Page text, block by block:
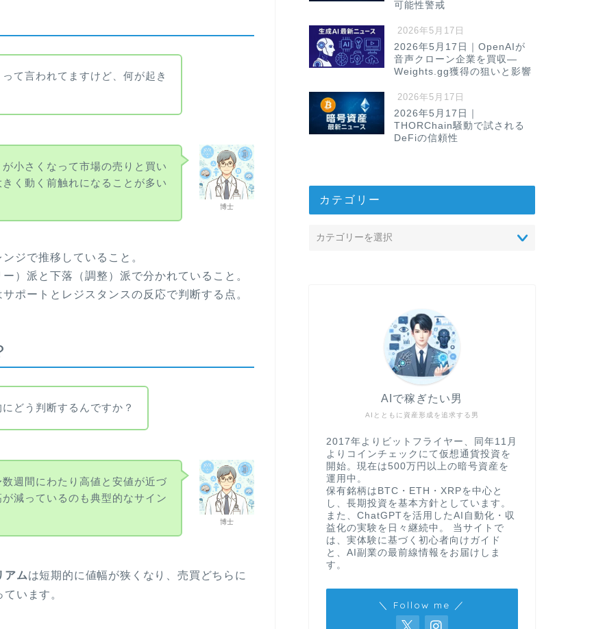
て言われてますけど、何が起き
博士
小さくなって市場の売りと買い
く動く前触れになることが多い
ジで推移していること。
）派と下落（調整）派で分かれていること。
ポートとレジスタンスの反応で判断する点。
どう判断するんですか？
博士
週間にわたり高値と安値が近づ
減っているのも典型的なサイン
アムは短期的に値幅が狭くなり、売買どちらに
います。
可能性警戒
2026年5月17日
2026年5月17日｜OpenAIが
音声クローン企業を買収—
Weights.gg獲得の狙いと影響
2026年5月17日
2026年5月17日｜
THORChain騒動で試される
DeFiの信頼性
カテゴリー
AIとともに資産形成を追求する男
AIで稼ぎたい男
2017年よりビットフライヤー、同年11月
よりコインチェックにて仮想通貨投資を
開始。現在は500万円以上の暗号資産を
運用中。
保有銘柄はBTC・ETH・XRPを中心と
し、長期投資を基本方針としています。
また、ChatGPTを活用したAI自動化・収
益化の実験を日々継続中。 当サイトで
は、実体験に基づく初心者向けガイド
と、AI副業の最前線情報をお届けしま
す。
＼ Follow me ／